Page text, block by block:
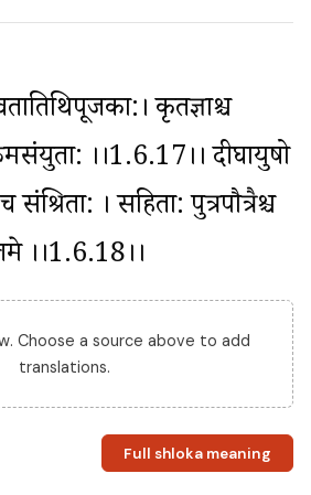
कृतज्ञाश्च
।।1.6.17।। दीर्घायुषो
संश्रिता: । सहिता: पुत्रपौत्रैश्च
।।1.6.18।।
Choose a source above to add
translations.
Full shloka meaning